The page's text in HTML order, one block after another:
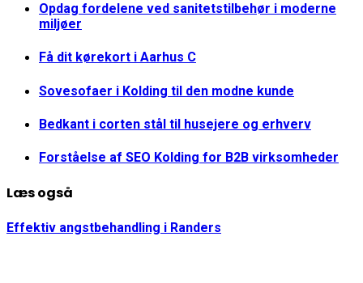
Opdag fordelene ved sanitetstilbehør i moderne
miljøer
Få dit kørekort i Aarhus C
Sovesofaer i Kolding til den modne kunde
Bedkant i corten stål til husejere og erhverv
Forståelse af SEO Kolding for B2B virksomheder
Læs også
Effektiv angstbehandling i Randers